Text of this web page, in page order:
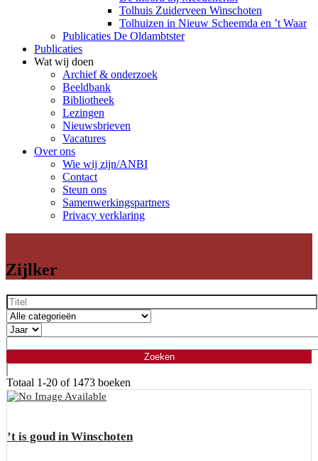
Tolhuis Zuiderveen Winschoten
Tolhuizen in Nieuw Scheemda en ’t Waar
Publicaties De Oldambtster
Publicaties
Wat wij doen
Archief & onderzoek
Beeldbank
Bibliotheek
Lezingen
Nieuwsbrieven
Vacatures
Over ons
Wie wij zijn/ANBI
Contact
Steun ons
Samenwerkingspartners
Privacy verklaring
Zijlker
Totaal 1-20 of 1473 boeken
’t is goud in Winschoten